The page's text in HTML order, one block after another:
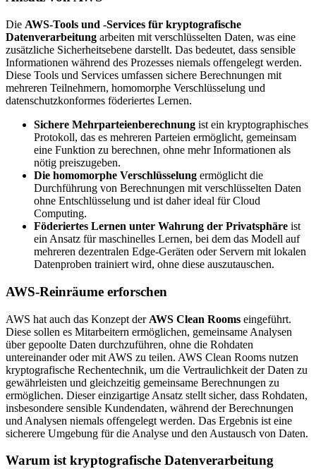
Die AWS-Tools und -Services für kryptografische
Datenverarbeitung arbeiten mit verschlüsselten Daten, was eine
zusätzliche Sicherheitsebene darstellt. Das bedeutet, dass sensible
Informationen während des Prozesses niemals offengelegt werden.
Diese Tools und Services umfassen sichere Berechnungen mit
mehreren Teilnehmern, homomorphe Verschlüsselung und
datenschutzkonformes föderiertes Lernen.
Sichere Mehrparteienberechnung ist ein kryptographisches
Protokoll, das es mehreren Parteien ermöglicht, gemeinsam
eine Funktion zu berechnen, ohne mehr Informationen als
nötig preiszugeben.
Die homomorphe Verschlüsselung ermöglicht die
Durchführung von Berechnungen mit verschlüsselten Daten
ohne Entschlüsselung und ist daher ideal für Cloud
Computing.
Föderiertes Lernen unter Wahrung der Privatsphäre ist
ein Ansatz für maschinelles Lernen, bei dem das Modell auf
mehreren dezentralen Edge-Geräten oder Servern mit lokalen
Datenproben trainiert wird, ohne diese auszutauschen.
AWS-Reinräume erforschen
AWS hat auch das Konzept der AWS Clean Rooms eingeführt.
Diese sollen es Mitarbeitern ermöglichen, gemeinsame Analysen
über gepoolte Daten durchzuführen, ohne die Rohdaten
untereinander oder mit AWS zu teilen. AWS Clean Rooms nutzen
kryptografische Rechentechnik, um die Vertraulichkeit der Daten zu
gewährleisten und gleichzeitig gemeinsame Berechnungen zu
ermöglichen. Dieser einzigartige Ansatz stellt sicher, dass Rohdaten,
insbesondere sensible Kundendaten, während der Berechnungen
und Analysen niemals offengelegt werden. Das Ergebnis ist eine
sicherere Umgebung für die Analyse und den Austausch von Daten.
Warum ist kryptografische Datenverarbeitung